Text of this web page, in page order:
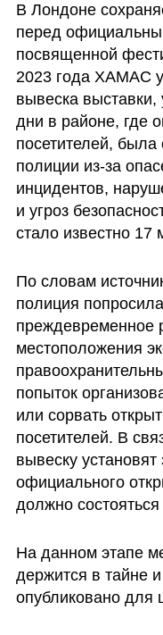
В Лондоне
перед
посвященной
2023 года ХАМАС
вывеска
дни в районе, где
посетителей, была
полиции из-за
инцидентов,
и угроз
стало известно 17
По словам
полиция
преждевременное
местоположения
попыток
или сорвать
посетителей. В
вывеску
официального
должно
На данном этапе
держится в тайне
опубликовано для